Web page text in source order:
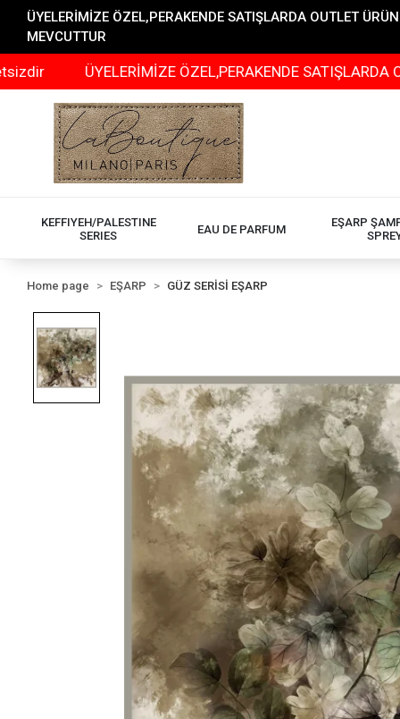
ÜYELERİMİZE ÖZEL,PERAKENDE SATIŞLARDA OUTLET
MEVCUTTUR
ÜYELERİMİZE ÖZEL,PERAKENDE SATIŞLARDA
KEFFIYEH/PALESTINE
SERIES
EAU DE PARFUM
EŞARP
Home page EŞARP GÜZ SERİSİ EŞARP